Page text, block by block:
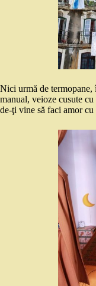
Nici urmă de
manual, veioze cusute
de-ţi vine să faci amor cu